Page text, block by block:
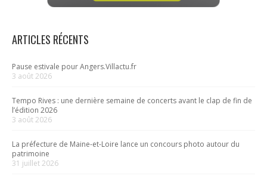
ARTICLES RÉCENTS
Pause estivale pour Angers.Villactu.fr
3 août 2026
Tempo Rives : une dernière semaine de concerts avant le clap de fin de
l’édition 2026
3 août 2026
La préfecture de Maine-et-Loire lance un concours photo autour du
patrimoine
31 juillet 2026